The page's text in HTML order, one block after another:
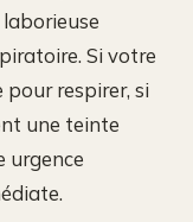
Si votre
respirer, si
une teinte
urgence